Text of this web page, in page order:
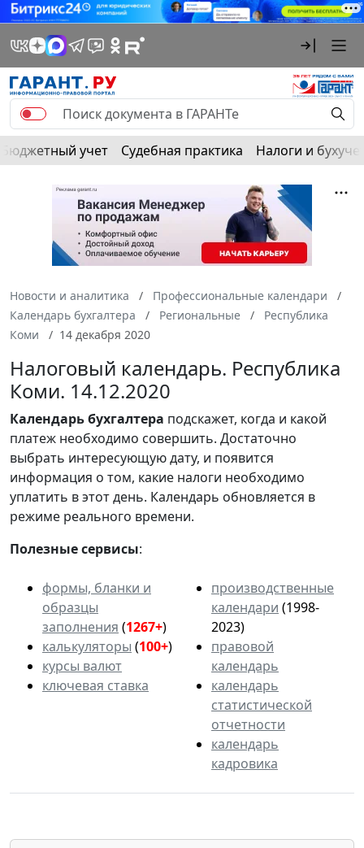
Бюджетный учет Судебная практика Налоги и
Новости и аналитика
Профессиональные календари
Календарь бухгалтера
Региональные
Республика
Коми
14 декабря 2020
Налоговый календарь. Республика
Коми. 14.12.2020
Календарьбухгалтера подскажет, когда и какой
платеж необходимо совершить. Достаточно
выбрать интересующую дату, и появится
информация о том, какие налоги необходимо
уплатить в этот день. Календарь обновляется в
режиме реального времени.
Полезные сервисы:
формы, бланки и
образцы
заполнения (1267+)
калькуляторы (100+)
курсы валют
ключевая ставка
производственные
календари (1998-
2023)
правовой
календарь
календарь
статистической
отчетности
календарь
кадровика